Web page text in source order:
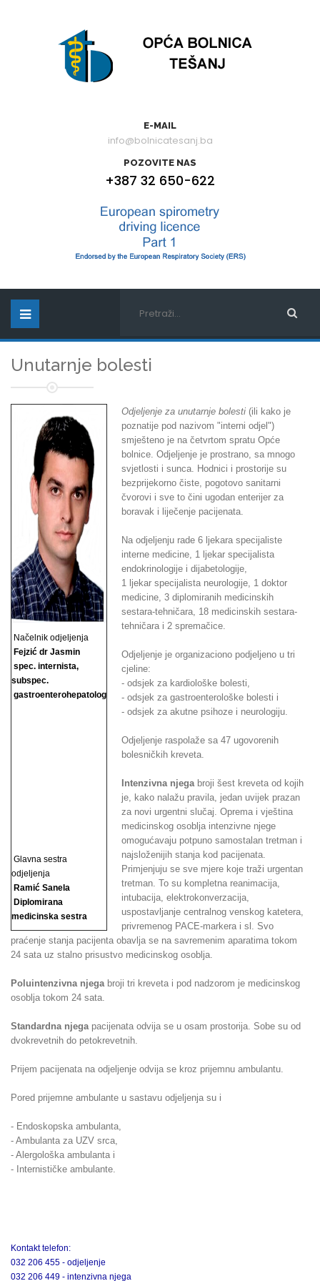
E-MAIL
info@bolnicatesanj.ba
POZOVITE NAS
+387 32 650-622
Unutarnje bolesti
Načelnik odjeljenja
Fejzić dr Jasmin
spec. internista,
subspec.
gastroenterohepatolog
Glavna sestra
odjeljenja
Ramić Sanela
Diplomirana
medicinska sestra
Odjeljenje za unutarnje bolesti (ili kako je
poznatije pod nazivom "interni odjel")
smješteno je na četvrtom spratu Opće
bolnice. Odjeljenje je prostrano, sa mnogo
svjetlosti i sunca. Hodnici i prostorije su
bezprijekorno čiste, pogotovo sanitarni
čvorovi i sve to čini ugodan enterijer za
boravak i liječenje pacijenata.
Na odjeljenju rade 6 ljekara specijaliste
interne medicine, 1 ljekar specijalista
endokrinologije i dijabetologije,
1 ljekar specijalista neurologije, 1 doktor
medicine, 3 diplomiranih medicinskih
sestara-tehničara, 18 medicinskih sestara-
tehničara i 2 spremačice.
Odjeljenje je organizaciono podjeljeno u tri
cjeline:
- odsjek za kardiološke bolesti,
- odsjek za gastroenterološke bolesti i
- odsjek za akutne psihoze i neurologiju.
Odjeljenje raspolaže sa 47 ugovorenih
bolesničkih kreveta.
Intenzivna njegabroji šest kreveta od kojih
je, kako nalažu pravila, jedan uvijek prazan
za novi urgentni slučaj. Oprema i vještina
medicinskog osoblja intenzivne njege
omogućavaju potpuno samostalan tretman i
najsloženijih stanja kod pacijenata.
Primjenjuju se sve mjere koje traži urgentan
tretman. To su kompletna reanimacija,
intubacija, elektrokonverzacija,
uspostavljanje centralnog venskog katetera,
privremenog PACE-markera i sl. Svo
praćenje stanja pacijenta obavlja se na savremenim aparatima tokom
24 sata uz stalno prisustvo medicinskog osoblja.
Poluintenzivna njegabroji tri kreveta i pod nadzorom je medicinskog
osoblja tokom 24 sata.
Standardna njegapacijenata odvija se u osam prostorija. Sobe su od
dvokrevetnih do petokrevetnih.
Prijem pacijenata na odjeljenje odvija se kroz prijemnu ambulantu.
Pored prijemne ambulante u sastavu odjeljenja su i
- Endoskopska ambulanta,
- Ambulanta za UZV srca,
- Alergološka ambulanta i
- Internističke ambulante.
Kontakt telefon:
032 206 455 - odjeljenje
032 206 449 - intenzivna njega